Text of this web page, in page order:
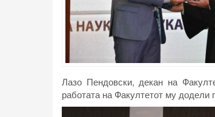
Лазо Пендовски, декан на
работата на Факултетот му додели